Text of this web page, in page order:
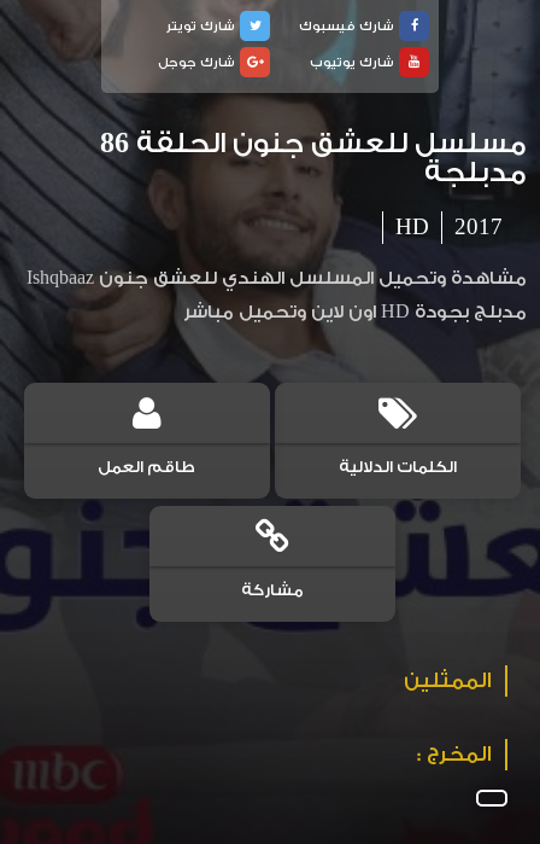
شارك فيسبوك
شارك تويتر
شارك يوتيوب
شارك جوجل
مسلسل للعشق جنون الحلقة 86
مدبلجة
2017
HD
مشاهدة وتحميل المسلسل الهندي للعشق جنون Ishqbaaz
مدبلج بجودة HD اون لاين وتحميل مباشر
الكلمات الدلالية طاقم العمل
مشاركة
الممثلين
المخرج :